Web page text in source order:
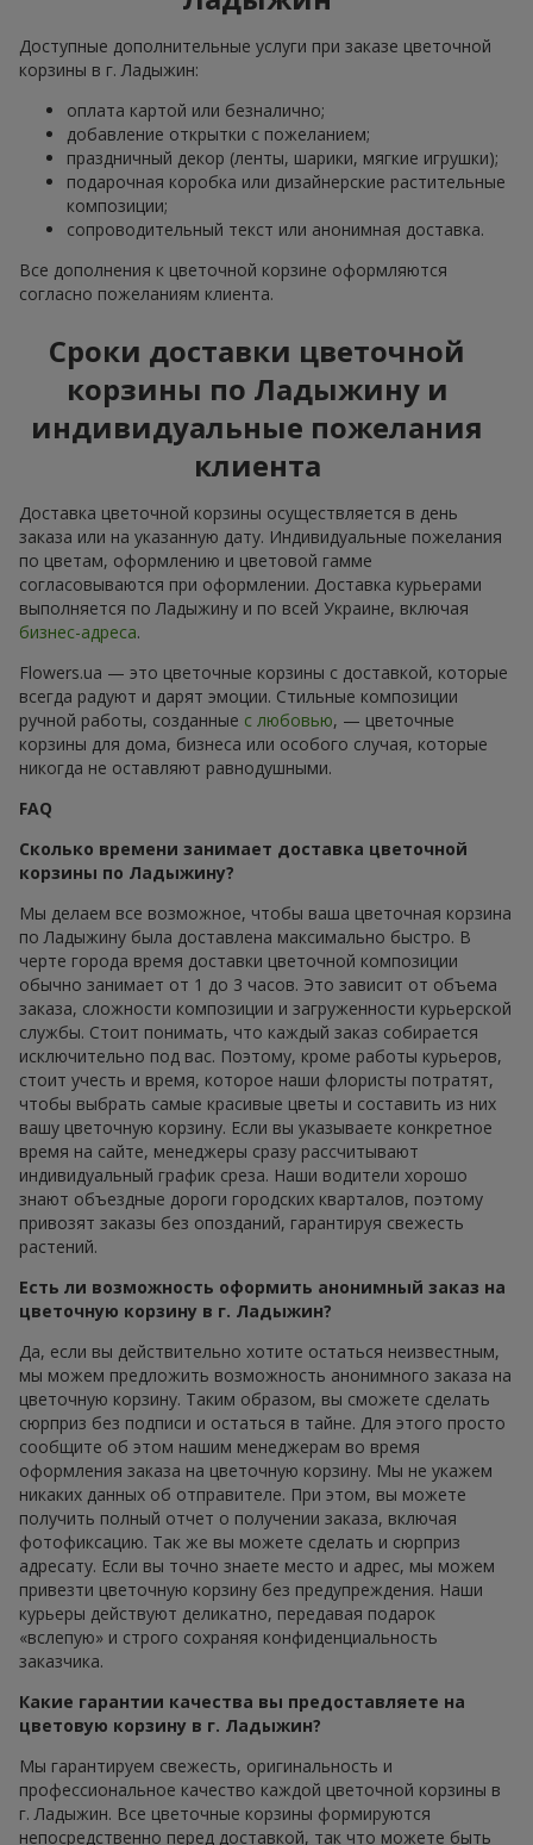
Доступные дополнительные услуги при заказе цветочной
корзины в г. Ладыжин:
оплата картой или безналично;
добавление открытки с пожеланием;
праздничный декор (ленты, шарики, мягкие игрушки);
подарочная коробка или дизайнерские растительные
композиции;
сопроводительный текст или анонимная доставка.
Все дополнения к цветочной корзине оформляются
согласно пожеланиям клиента.
Сроки доставки цветочной
корзины по Ладыжину и
индивидуальные пожелания
клиента
Доставка цветочной корзины осуществляется в день
заказа или на указанную дату. Индивидуальные пожелания
по цветам, оформлению и цветовой гамме
согласовываются при оформлении. Доставка курьерами
выполняется по Ладыжину и по всей Украине, включая
бизнес-адреса.
Flowers.ua — это цветочные корзины с доставкой, которые
всегда радуют и дарят эмоции. Стильные композиции
ручной работы, созданные с любовью, — цветочные
корзины для дома, бизнеса или особого случая, которые
никогда не оставляют равнодушными.
FAQ
Сколько времени занимает доставка цветочной
корзины по Ладыжину?
Мы делаем все возможное, чтобы ваша цветочная корзина
по Ладыжину была доставлена максимально быстро. В
черте города время доставки цветочной композиции
обычно занимает от 1 до 3 часов. Это зависит от объема
заказа, сложности композиции и загруженности курьерской
службы. Стоит понимать, что каждый заказ собирается
исключительно под вас. Поэтому, кроме работы курьеров,
стоит учесть и время, которое наши флористы потратят,
чтобы выбрать самые красивые цветы и составить из них
вашу цветочную корзину. Если вы указываете конкретное
время на сайте, менеджеры сразу рассчитывают
индивидуальный график среза. Наши водители хорошо
знают объездные дороги городских кварталов, поэтому
привозят заказы без опозданий, гарантируя свежесть
растений.
Есть ли возможность оформить анонимный заказ на
цветочную корзину в г. Ладыжин?
Да, если вы действительно хотите остаться неизвестным,
мы можем предложить возможность анонимного заказа на
цветочную корзину. Таким образом, вы сможете сделать
сюрприз без подписи и остаться в тайне. Для этого просто
сообщите об этом нашим менеджерам во время
оформления заказа на цветочную корзину. Мы не укажем
никаких данных об отправителе. При этом, вы можете
получить полный отчет о получении заказа, включая
фотофиксацию. Так же вы можете сделать и сюрприз
адресату. Если вы точно знаете место и адрес, мы можем
привезти цветочную корзину без предупреждения. Наши
курьеры действуют деликатно, передавая подарок
«вслепую» и строго сохраняя конфиденциальность
заказчика.
Какие гарантии качества вы предоставляете на
цветовую корзину в г. Ладыжин?
Мы гарантируем свежесть, оригинальность и
профессиональное качество каждой цветочной корзины в
г. Ладыжин. Все цветочные корзины формируются
непосредственно перед доставкой, так что можете быть